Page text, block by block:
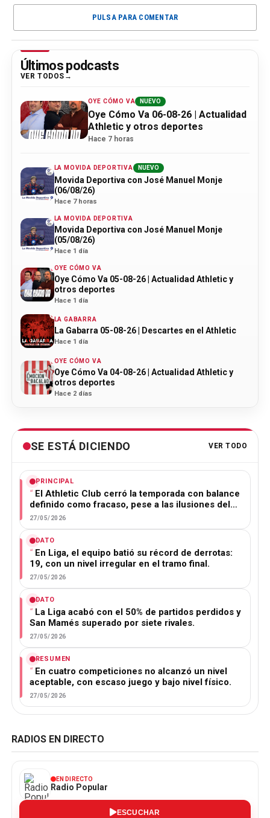
PULSA PARA COMENTAR
Últimos podcasts
VER TODOS
OYE CÓMO VA NUEVO
Oye Cómo Va 06-08-26 | Actualidad
Athletic y otros deportes
Hace 7 horas
LA MOVIDA DEPORTIVA NUEVO
Movida Deportiva con José Manuel Monje
(06/08/26)
Hace 7 horas
LA MOVIDA DEPORTIVA
Movida Deportiva con José Manuel Monje
(05/08/26)
Hace 1 día
OYE CÓMO VA
Oye Cómo Va 05-08-26 | Actualidad Athletic y
otros deportes
Hace 1 día
LA GABARRA
La Gabarra 05-08-26 | Descartes en el Athletic
Hace 1 día
OYE CÓMO VA
Oye Cómo Va 04-08-26 | Actualidad Athletic y
otros deportes
Hace 2 días
SE ESTÁ DICIENDO VER TODO
PRINCIPAL
El Athletic Club cerró la temporada con balance
definido como fracaso, pese a las ilusiones del…
27/05/2026
DATO
En Liga, el equipo batió su récord de derrotas:
19, con un nivel irregular en el tramo final.
27/05/2026
DATO
La Liga acabó con el 50% de partidos perdidos y
San Mamés superado por siete rivales.
27/05/2026
RESUMEN
En cuatro competiciones no alcanzó un nivel
aceptable, con escaso juego y bajo nivel físico.
27/05/2026
RADIOS EN DIRECTO
EN DIRECTO
Radio Popular
ESCUCHAR